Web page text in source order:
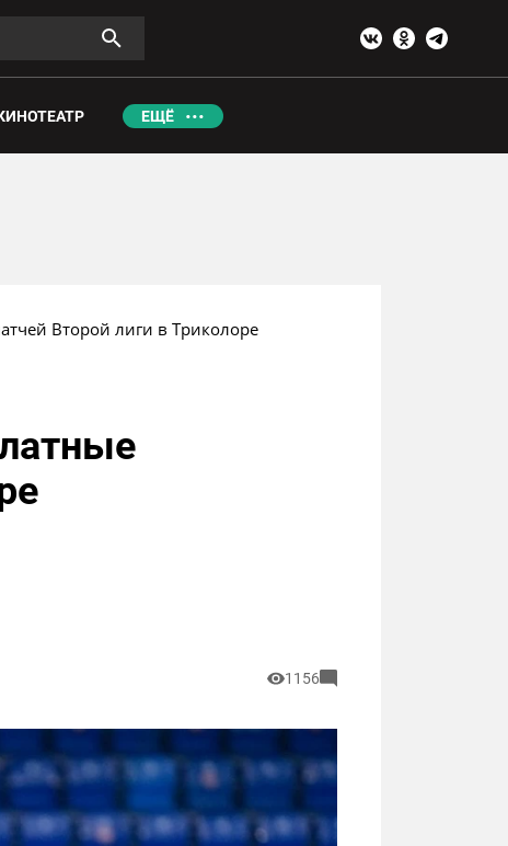
ЕЩЁ
Второй лиги в Триколоре
1156